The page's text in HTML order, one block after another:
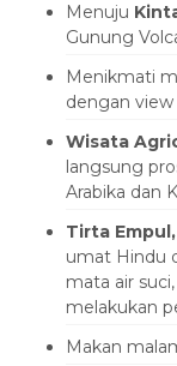
Menuju
Gunung
Menikmati
dengan
Wisata
langsung
Arabika dan
Tirta Empul,
umat Hindu
mata air
melakukan
Makan